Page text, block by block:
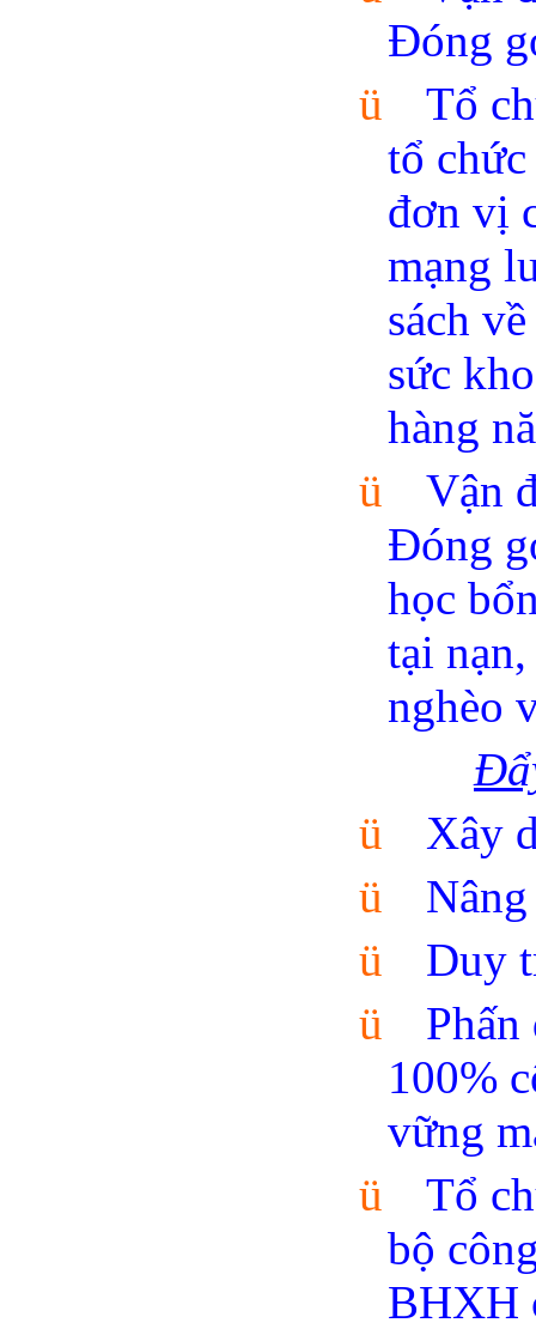
Đóng
ü
Tổ
tổ
đơn vị
mạng
sách
sức
hàng
ü
Vận
Đóng
học
tại
nghèo
ü
Xây
ü
ü
Duy
ü
100%
vững
ü
Tổ
bộ
BHXH